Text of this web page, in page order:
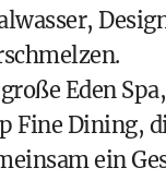
Eden
Fine
ein